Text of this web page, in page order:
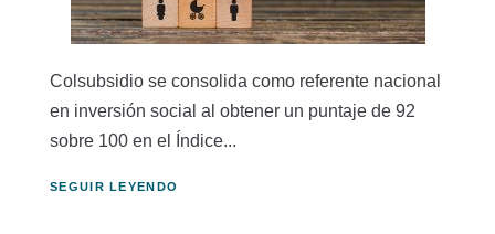
Colsubsidio se consolida como referente nacional
en inversión social al obtener un puntaje de 92
sobre 100 en el Índice...
SEGUIR LEYENDO